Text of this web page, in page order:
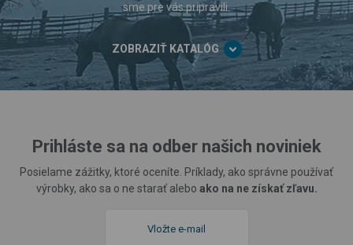
sme pre vás pripravili.
ZOBRAZIŤ KATALÓG
Prihláste sa na odber našich noviniek
Posielame zážitky, ktoré oceníte. Príklady, ako správne používať
výrobky, ako sa o ne starať alebo ako na ne získať zľavu.